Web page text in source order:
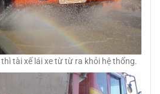
tài xế lái xe từ từ ra khỏi hệ thống.